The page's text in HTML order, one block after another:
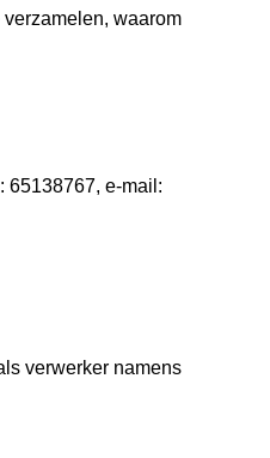
waarom
65138767, e-mail:
verwerker namens